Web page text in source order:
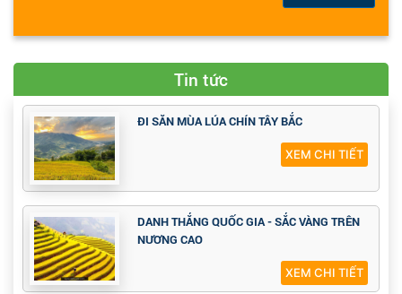
Tin tức
ĐI SĂN MÙA LÚA CHÍN TÂY BẮC
XEM CHI TIẾT
DANH THẮNG QUỐC GIA - SẮC VÀNG TRÊN
NƯƠNG CAO
XEM CHI TIẾT